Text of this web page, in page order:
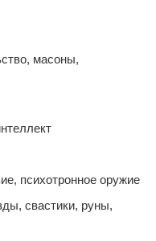
масоны,
психотронное оружие
свастики, руны,